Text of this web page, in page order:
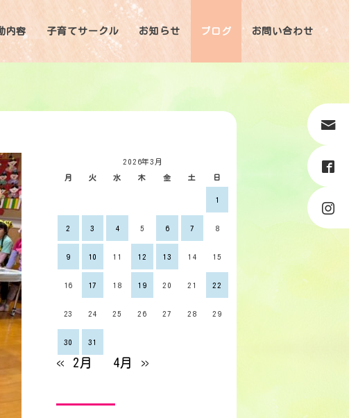
内容 子育てサークル お知らせ ブログ お問い合わせ
2026年3月
月 火 水 木 金 土 日
1
2 3 4 5 6 7 8
9 10 11 12 13 14 15
16 17 18 19 20 21 22
23 24 25 26 27 28 29
30 31
« 2月 4月 »